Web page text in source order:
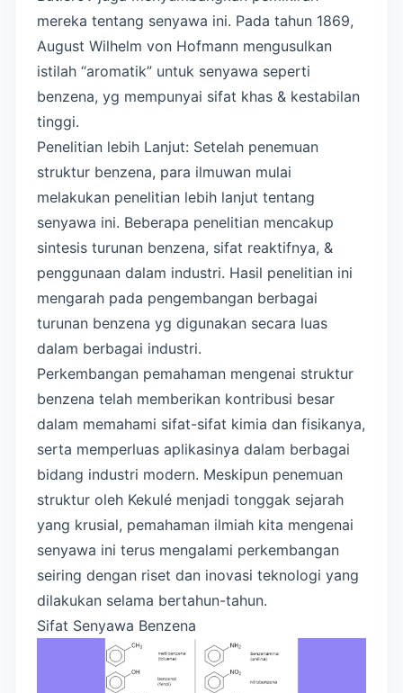
mereka tentang senyawa ini. Pada tahun 1869,
August Wilhelm von Hofmann mengusulkan
istilah “aromatik” untuk senyawa seperti
benzena, yg mempunyai sifat khas & kestabilan
tinggi.
Penelitian lebih Lanjut: Setelah penemuan
struktur benzena, para ilmuwan mulai
melakukan penelitian lebih lanjut tentang
senyawa ini. Beberapa penelitian mencakup
sintesis turunan benzena, sifat reaktifnya, &
penggunaan dalam industri. Hasil penelitian ini
mengarah pada pengembangan berbagai
turunan benzena yg digunakan secara luas
dalam berbagai industri.
Perkembangan pemahaman mengenai struktur
benzena telah memberikan kontribusi besar
dalam memahami sifat-sifat kimia dan fisikanya,
serta memperluas aplikasinya dalam berbagai
bidang industri modern. Meskipun penemuan
struktur oleh Kekulé menjadi tonggak sejarah
yang krusial, pemahaman ilmiah kita mengenai
senyawa ini terus mengalami perkembangan
seiring dengan riset dan inovasi teknologi yang
dilakukan selama bertahun-tahun.
Sifat Senyawa Benzena